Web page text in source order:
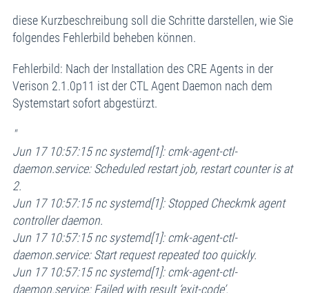
diese Kurzbeschreibung soll die Schritte darstellen, wie Sie
folgendes Fehlerbild beheben können.
Fehlerbild: Nach der Installation des CRE Agents in der
Verison 2.1.0p11 ist der CTL Agent Daemon nach dem
Systemstart sofort abgestürzt.
"
Jun 17 10:57:15 nc systemd[1]: cmk-agent-ctl-
daemon.service: Scheduled restart job, restart counter is at
2.
Jun 17 10:57:15 nc systemd[1]: Stopped Checkmk agent
controller daemon.
Jun 17 10:57:15 nc systemd[1]: cmk-agent-ctl-
daemon.service: Start request repeated too quickly.
Jun 17 10:57:15 nc systemd[1]: cmk-agent-ctl-
daemon.service: Failed with result ‘exit-code’.